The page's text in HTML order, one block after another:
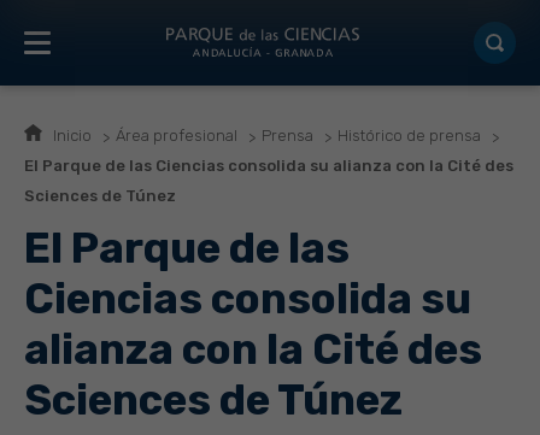
Inicio Área profesional Prensa
Histórico de prensa
El Parque de las Ciencias consolida su alianza con la Cité des
Sciences de Túnez
El Parque de las
Ciencias consolida su
alianza con la Cité des
Sciences de Túnez